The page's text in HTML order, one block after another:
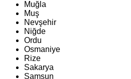
Muğla
Muş
Nevşehir
Niğde
Ordu
Osmaniye
Rize
Sakarya
Samsun